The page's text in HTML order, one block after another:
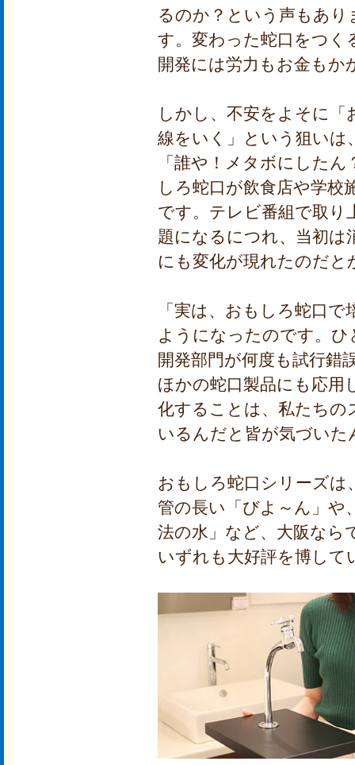
るのか？という声もあ
す。変わった蛇口をつく
開発には労力もお金もか
しかし、不安をよそに「
線をいく」という狙いは
「誰や！メタボにした
しろ蛇口が飲食店や学
です。テレビ番組で取り
題になるにつれ、当初は
にも変化が現れたのだと
「実は、おもしろ蛇口
ようになったのです。
開発部門が何度も試行錯
ほかの蛇口製品にも応用
化することは、私たちの
いるんだと皆が気づいた
おもしろ蛇口シリーズは
管の長い「びよ～ん」や
法の水」など、大阪なら
いずれも大好評を博して